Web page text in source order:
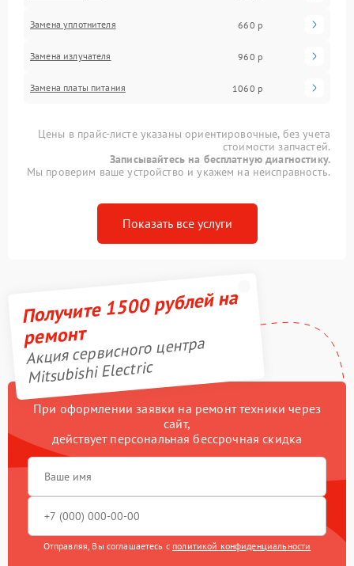
Замена уплотнителя 660 р
Замена излучателя 960 р
Замена платы питания 1060 р
Цены в прайс-листе указаны ориентировочные, без учета
стоимости запчастей.
Записывайтесь на бесплатную диагностику.
Мы проверим ваше устройство и укажем на неисправность.
Показать все услуги
Получите 1500 рублей на
ремонт
Акция сервисного центра
Mitsubishi Electric
При оформлении заявки на ремонт техники через
сайт,
действует персональная бессрочная скидка
Отправляя, Вы соглашаетесь с политикой конфиденциальности